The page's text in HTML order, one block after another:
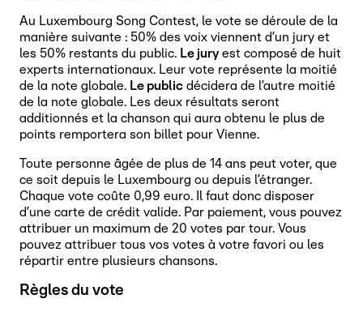
Au Luxembourg Song Contest, le vote se déroule de la
manière suivante : 50% des voix viennent d’un jury et
les 50% restants du public. Le juryest composé de huit
experts internationaux. Leur vote représente la moitié
de la note globale. Le public décidera de l’autre moitié
de la note globale. Les deux résultats seront
additionnés et la chanson qui aura obtenu le plus de
points remportera son billet pour Vienne.
Toute personne âgée de plus de 14 ans peut voter, que
ce soit depuis le Luxembourg ou depuis l’étranger.
Chaque vote coûte 0,99 euro. Il faut donc disposer
d’une carte de crédit valide. Par paiement, vous pouvez
attribuer un maximum de 20 votes par tour. Vous
pouvez attribuer tous vos votes à votre favori ou les
répartir entre plusieurs chansons.
Règles du vote